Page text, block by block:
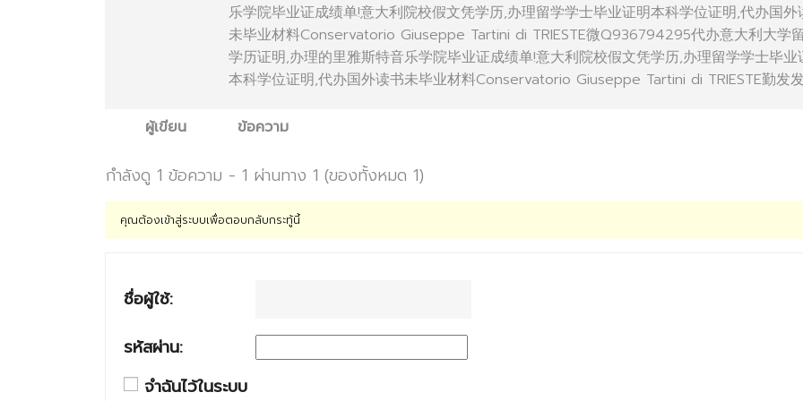
乐学院毕业证成绩单!意大利院校假文凭学历,办理留学学士毕业证明本科学位证明,代办国外
未毕业材料Conservatorio Giuseppe Tartini di TRIESTE微Q936794295代办意大利大学
学历证明,办理的里雅斯特音乐学院毕业证成绩单!意大利院校假文凭学历,办理留学学士毕业
本科学位证明,代办国外读书未毕业材料Conservatorio Giuseppe Tartini di TRIESTE勤发发
ผู้เขียน ข้อความ
กำลังดู 1 ข้อความ - 1 ผ่านทาง 1 (ของทั้งหมด 1)
คุณต้องเข้าสู่ระบบเพื่อตอบกลับกระทู้นี้
ชื่อผู้ใช้:
รหัสผ่าน:
จำฉันไว้ในระบบ